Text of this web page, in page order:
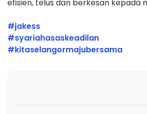
efisien, telus dan berkesan kepada
#jakess
#syariahasaskeadilan
#kitaselangormajubersama